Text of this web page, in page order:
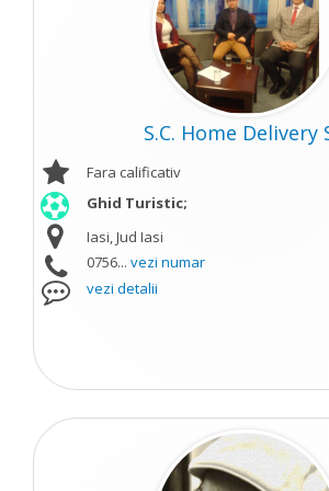
S.C. Home Delivery
Fara calificativ
Ghid Turistic;
Iasi, Jud Iasi
0756... vezi numar
vezi detalii